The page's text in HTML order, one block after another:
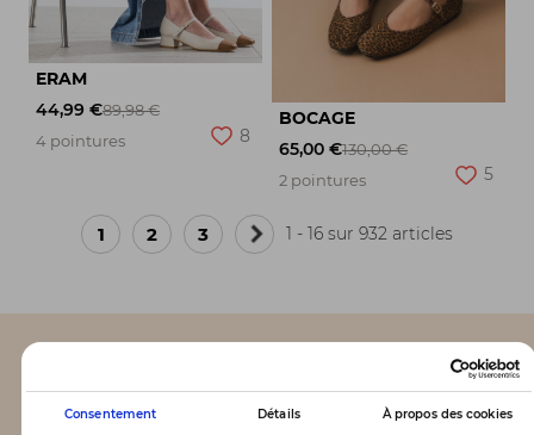
Consentement Détails À propos des cookies
ERAM
44,99 €89,98 €
4 pointures
8
BOCAGE
65,00 €130,00 €
2 pointures
5
1 2 3
Page
1 - 16 sur 932 articles
CLAQUETTES MARKET